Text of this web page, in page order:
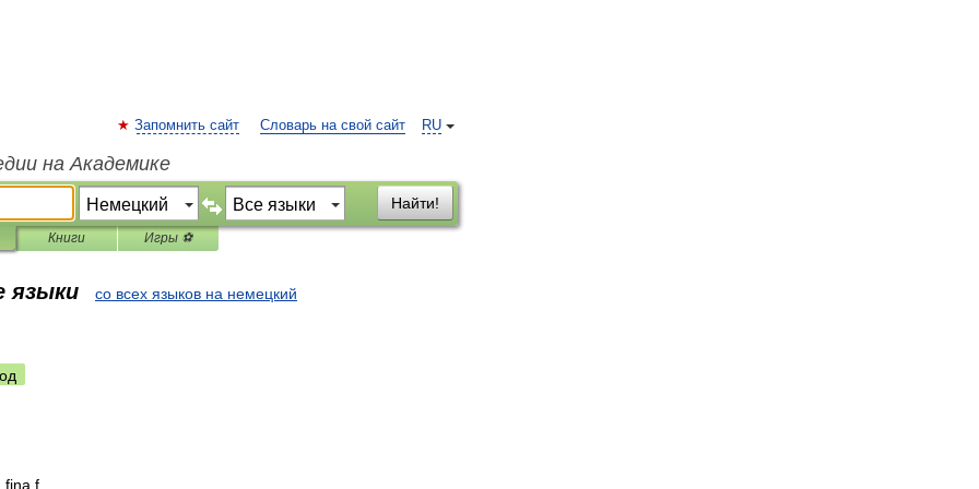
RU
Запомнить сайт Словарь на свой сайт
на Академике
Найти!
Книги Игры ⚽
языки со всех языков на немецкий
fina f